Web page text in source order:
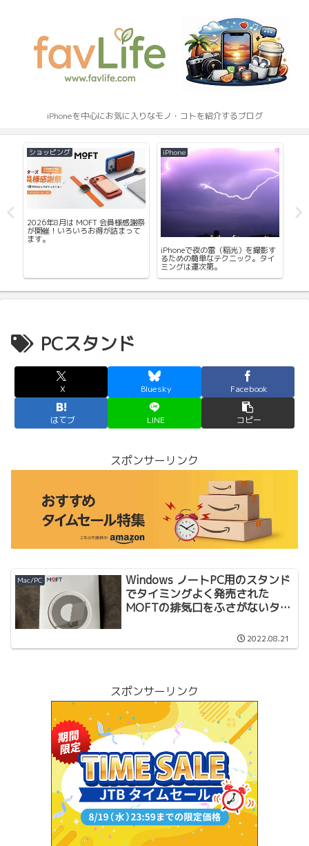
iPhoneを中心にお気に入りなモノ・コトを紹介するブログ
ショッピング
2026年8月は MOFT 会員様感謝祭
が開催！いろいろお得が詰まって
ます。
iPhone
iPhoneで夜の雷（稲光）を撮影す
るための簡単なテクニック。タイ
ミングは運次第。
PCスタンド
X Bluesky Facebook
はてブ LINE コピー
スポンサーリンク
Mac/PC
Windows ノートPC用のスタンド
でタイミングよく発売された
MOFTの排気口をふさがないタイ
2022.08.21
スポンサーリンク